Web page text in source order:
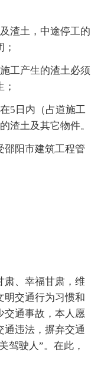
渣土，中途停工的
工产生的渣土必须
5日内（占道施工
渣土及其它物件。
邵阳市建筑工程管
肃、幸福甘肃，维
明交通行为习惯和
交通事故，本人愿
通违法，摒弃交通
驾驶人”。在此，